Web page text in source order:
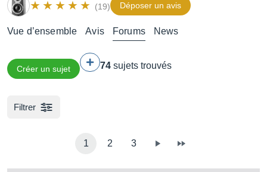
(19) Déposer un avis
Vue d’ensemble Avis Forums News
Créer un sujet 74 sujets trouvés
Filtrer
1 2 3